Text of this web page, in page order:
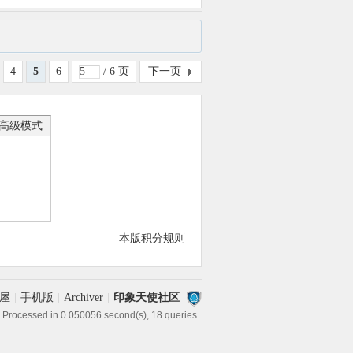
4 5 6 / 6 页 下一页
高级模式
本版积分规则
手机版 Archiver 印象天使社区
, Processed in 0.050056 second(s), 18 queries .